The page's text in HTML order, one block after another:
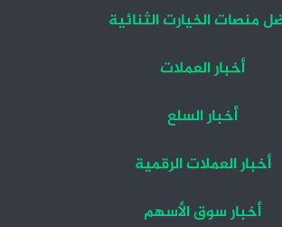
منصات الخيارت الثنائية
أخبار العملات
أخبار السلع
أخبار العملات الرقمية
أخبار سوق الأسهم